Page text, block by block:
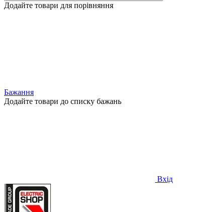
Додайте товари для порівняння
Бажання
Додайте товари до списку бажань
Вхід